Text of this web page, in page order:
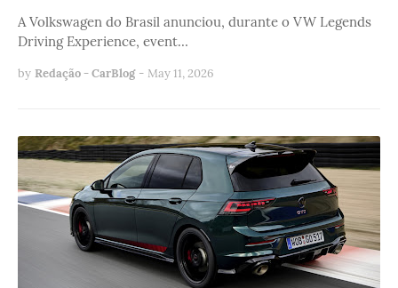
A Volkswagen do Brasil anunciou, durante o VW Legends
Driving Experience, event…
by Redação - CarBlog - May 11, 2026